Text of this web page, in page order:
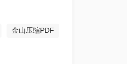
金山压缩PDF